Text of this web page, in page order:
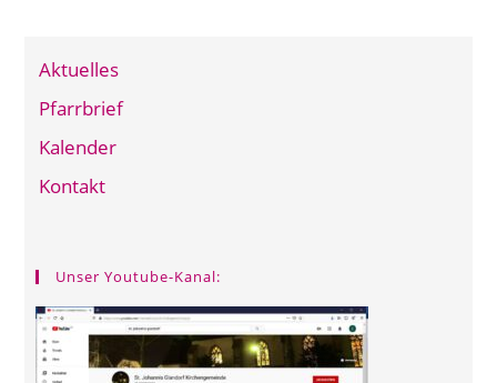
Aktuelles
Pfarrbrief
Kalender
Kontakt
Unser Youtube-Kanal: